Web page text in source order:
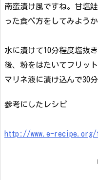
南蛮漬け風ですね。甘塩
った食べ方をしてみようか
水に漬けて10分程度塩抜
後、粉をはたいてフリット
マリネ液に漬け込んで30
参考にしたレシピ
http://www.e-